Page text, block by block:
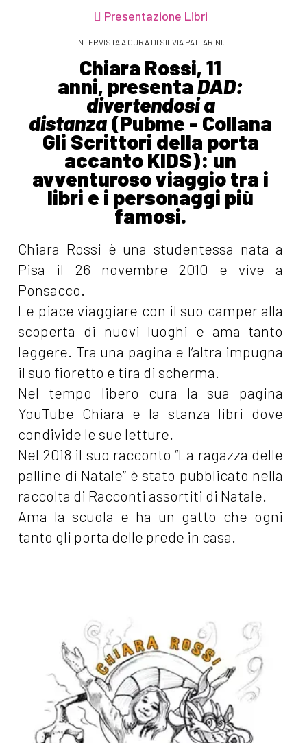
Presentazione Libri
INTERVISTA A CURA DI SILVIA PATTARINI.
Chiara Rossi, 11
anni, presentaDAD:
divertendosi a
distanza(Pubme - Collana
Gli Scrittori della porta
accanto KIDS): un
avventuroso viaggio tra i
libri e i personaggi più
famosi.
Chiara Rossi è una studentessa nata a
Pisa il 26 novembre 2010 e vive a
Ponsacco.
Le piace viaggiare con il suo camper alla
scoperta di nuovi luoghi e ama tanto
leggere. Tra una pagina e l’altra impugna
il suo fioretto e tira di scherma.
Nel tempo libero cura la sua pagina
YouTube Chiara e la stanza libri dove
condivide le sue letture.
Nel 2018 il suo racconto “La ragazza delle
palline di Natale” è stato pubblicato nella
raccolta di Racconti assortiti di Natale.
Ama la scuola e ha un gatto che ogni
tanto gli porta delle prede in casa.